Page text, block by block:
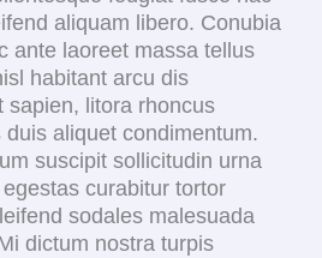
aliquam libero. Conubia
ante laoreet massa tellus
habitant arcu dis
sapien, litora rhoncus
aliquet condimentum.
suscipit sollicitudin urna
curabitur tortor
sodales malesuada
dictum nostra turpis